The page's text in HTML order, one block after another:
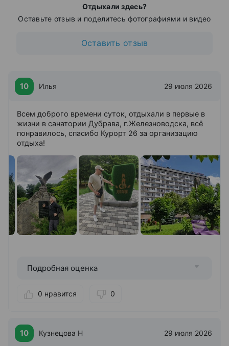
Велосипедов
Массаж
Парикмахерская
Прачечная
Салон красоты
Сауна
Солярий
Тренажерный зал
Отдыхали здесь?
Оставьте отзыв и поделитесь фотографиями и видео
Оставить отзыв
10 Илья 29 июля 2026
Всем доброго времени суток, отдыхали в первые в
жизни в санатории Дубрава, г.Железноводска, всё
понравилось, спасибо Курорт 26 за организацию
отдыха!
Подробная оценка
0 нравится 0
10 Кузнецова Н 29 июля 2026